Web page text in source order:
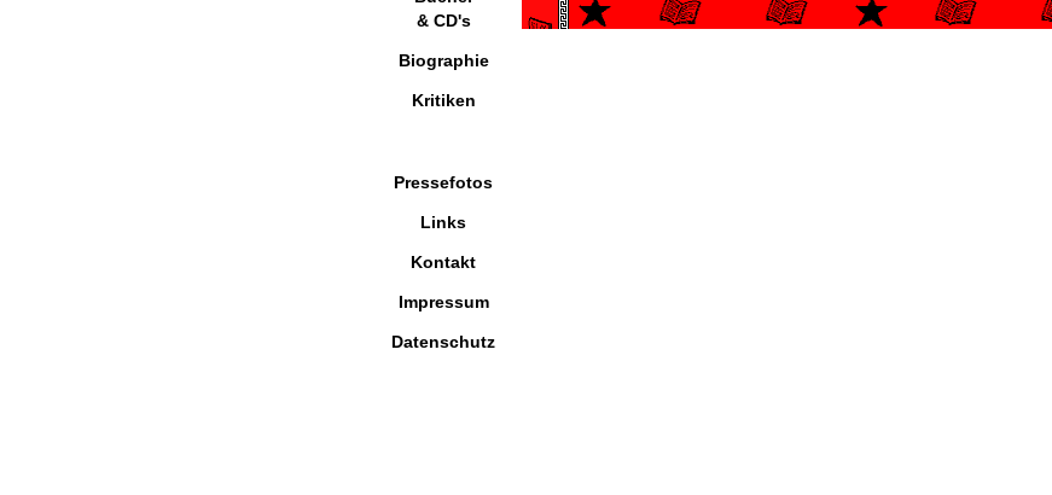
& CD's
Biographie
Kritiken
Pressefotos
Links
Kontakt
Impressum
Datenschutz